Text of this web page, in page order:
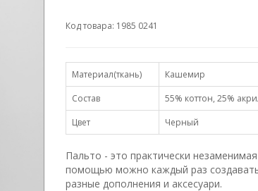
Код товара: 1985 0241
Материал(ткань)
Кашемир
Состав
55% коттон, 25%
Цвет
Черный
Пальто - это практически
помощью можно каждый раз
разные дополнения и аксесуари.